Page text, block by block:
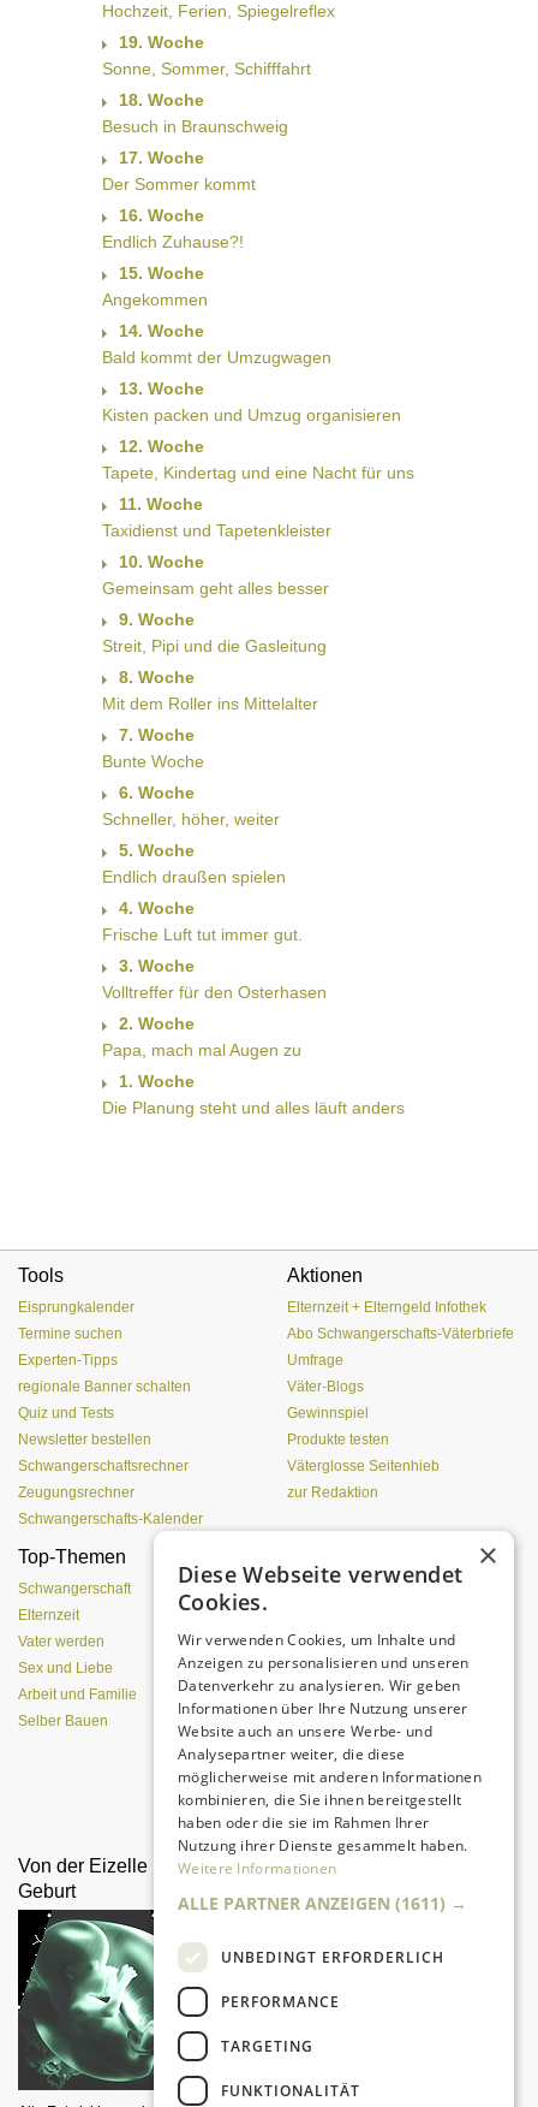
Hochzeit, Ferien, Spiegelreflex
19. Woche
Sonne, Sommer, Schifffahrt
18. Woche
Besuch in Braunschweig
17. Woche
Der Sommer kommt
16. Woche
Endlich Zuhause?!
15. Woche
Angekommen
14. Woche
Bald kommt der Umzugwagen
13. Woche
Kisten packen und Umzug organisieren
12. Woche
Tapete, Kindertag und eine Nacht für uns
11. Woche
Taxidienst und Tapetenkleister
10. Woche
Gemeinsam geht alles besser
9. Woche
Streit, Pipi und die Gasleitung
8. Woche
Mit dem Roller ins Mittelalter
7. Woche
Bunte Woche
6. Woche
Schneller, höher, weiter
5. Woche
Endlich draußen spielen
4. Woche
Frische Luft tut immer gut.
3. Woche
Volltreffer für den Osterhasen
2. Woche
Papa, mach mal Augen zu
1. Woche
Die Planung steht und alles läuft anders
Tools
Eisprungkalender
Termine suchen
Experten-Tipps
regionale Banner schalten
Quiz und Tests
Newsletter bestellen
Schwangerschaftsrechner
Zeugungsrechner
Schwangerschafts-Kalender
Aktionen
Elternzeit + Elterngeld Infothek
Abo Schwangerschafts-Väterbriefe
Umfrage
Väter-Blogs
Gewinnspiel
Produkte testen
Väterglosse Seitenhieb
zur Redaktion
Top-Themen
Schwangerschaft
Elternzeit
Vater werden
Sex und Liebe
Arbeit und Familie
Selber Bauen
(Pizzaofen) selber bauen
Da sind Kinder mit Begeisterung
dabei.
Von der Eizelle bis zur
Geburt
Schaukel und Sandkasten
×
Diese Webseite verwendet
Cookies.
Wir verwenden Cookies, um Inhalte und
Anzeigen zu personalisieren und unseren
Datenverkehr zu analysieren. Wir geben
Informationen über Ihre Nutzung unserer
Website auch an unsere Werbe- und
Analysepartner weiter, die diese
möglicherweise mit anderen Informationen
kombinieren, die Sie ihnen bereitgestellt
haben oder die sie im Rahmen Ihrer
Nutzung ihrer Dienste gesammelt haben.
Weitere Informationen
ALLE PARTNER ANZEIGEN (1611) →
UNBEDINGT ERFORDERLICH
PERFORMANCE
TARGETING
FUNKTIONALITÄT